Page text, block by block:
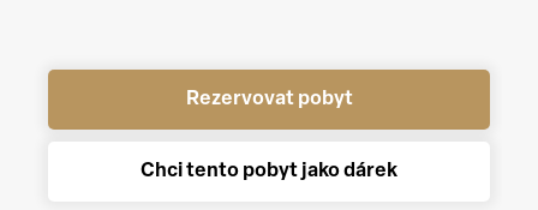
Rezervovat pobyt
Chci tento pobyt jako dárek